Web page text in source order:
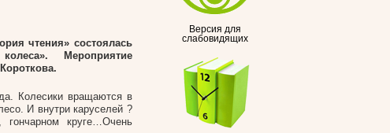
Версия для
слабовидящих
чтения» состоялась
Мероприятие
Колесики вращаются в
И внутри каруселей ?
круге…Очень